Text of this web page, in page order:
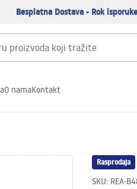
Besplatna Dostava - Rok
O namaKontakt
Rasprodaja
SKU: REA-